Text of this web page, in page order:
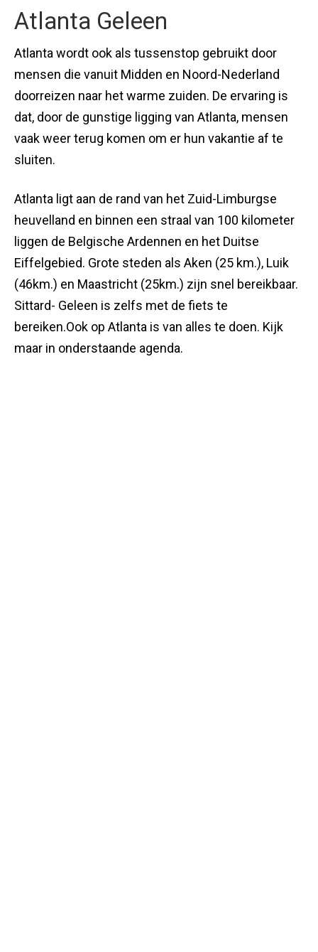
Atlanta Geleen
Atlanta wordt ook als tussenstop gebruikt door
mensen die vanuit Midden en Noord-Nederland
doorreizen naar het warme zuiden. De ervaring is
dat, door de gunstige ligging van Atlanta, mensen
vaak weer terug komen om er hun vakantie af te
sluiten.
Atlanta ligt aan de rand van het Zuid-Limburgse
heuvelland en binnen een straal van 100 kilometer
liggen de Belgische Ardennen en het Duitse
Eiffelgebied. Grote steden als Aken (25 km.), Luik
(46km.) en Maastricht (25km.) zijn snel bereikbaar.
Sittard- Geleen is zelfs met de fiets te
bereiken.Ook op Atlanta is van alles te doen. Kijk
maar in onderstaande agenda.